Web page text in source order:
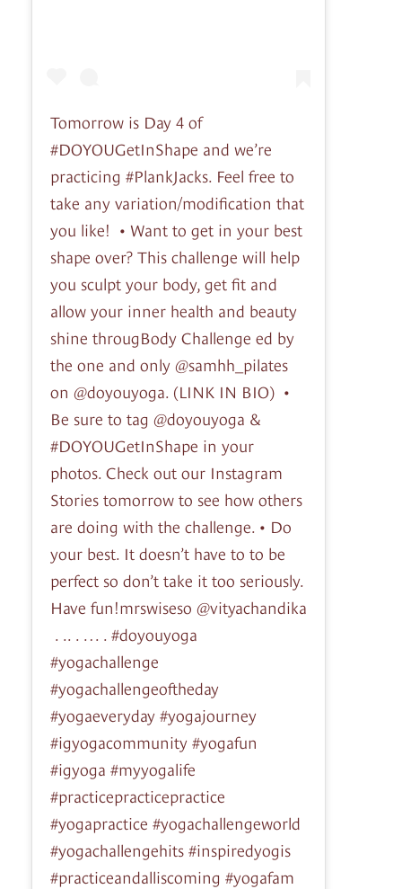
Tomorrow is Day 4 of
#DOYOUGetInShape and we’re
practicing #PlankJacks. Feel free to
take any variation/modification that
you like! •⁣ Want to get in your best
shape over? This challenge will help
you sculpt your body, get fit and
allow your inner health and beauty
shine througBody Challenge ed by
the one and only @samhh_pilates
on @doyouyoga. (LINK IN BIO) ⁣ •⁣
Be sure to tag @doyouyoga &
#DOYOUGetInShape in your
photos. Check out our Instagram
Stories tomorrow to see how others
are doing with the challenge.⁣ •⁣ Do
your best. It doesn’t have to to be
perfect so don’t take it too seriously.
Have fun!mrswiseso @vityachandika⁣
⁣ .⁣ ..⁣ .⁣ …⁣ .⁣ #doyouyoga
#yogachallenge
#yogachallengeoftheday
#yogaeveryday #yogajourney
#igyogacommunity #yogafun
#igyoga #myyogalife
#practicepracticepractice
#yogapractice #yogachallengeworld
#yogachallengehits #inspiredyogis
#practiceandalliscoming #yogafam